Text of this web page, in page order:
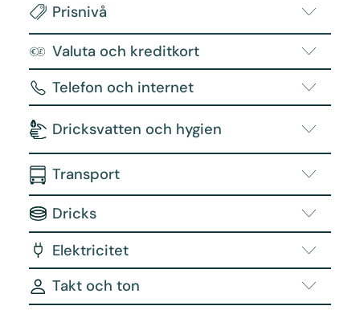
Prisnivå
Valuta och kreditkort
Telefon och internet
Dricksvatten och hygien
Transport
Dricks
Elektricitet
Takt och ton